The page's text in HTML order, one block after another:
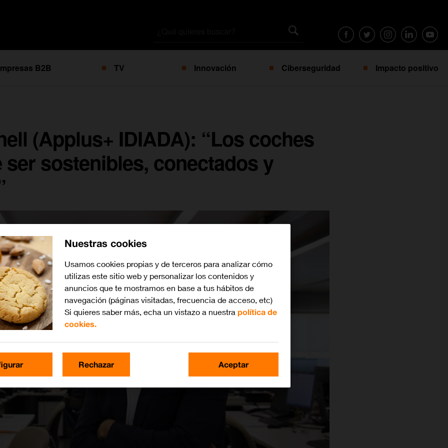
B2B TV Innovación Ciberseguridad Impacto positivo
(Applus+ IDIADA): “Los coches
ser sostenibles, conectados y
Nuestras cookies
Usamos cookies propias y de terceros para analizar cómo
utilizas este sitio web y personalizar los contenidos y
anuncios que te mostramos en base a tus hábitos de
navegación (páginas visitadas, frecuencia de acceso, etc)
Si quieres saber más, echa un vistazo a nuestra política de
cookies.
Rechazar Aceptar